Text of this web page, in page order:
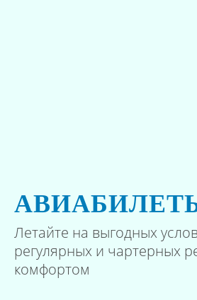
Летайте на выгодных
регулярных и чартерных
комфортом